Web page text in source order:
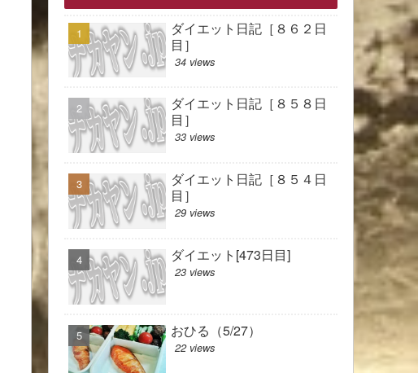
ダイエット日記［８６２日
目］
34 views
ダイエット日記［８５８日
目］
33 views
ダイエット日記［８５４日
目］
29 views
ダイエット[473日目]
23 views
おひる（5/27）
22 views